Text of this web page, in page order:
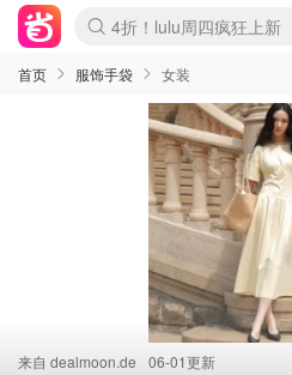
Boticinal 夏促开抢！
4折！lulu周四疯狂上新
还没结束！
Joybuy变相75折 随时失
速领！Stanley独家85折
疑似霸哥！Camper额外
Zalando 奥莱闪促！每日
Moncler反季囤！5折起+
Coach Brooklyn仅€192
首页 服饰手袋 女装
来自 dealmoon.de 06-01更新